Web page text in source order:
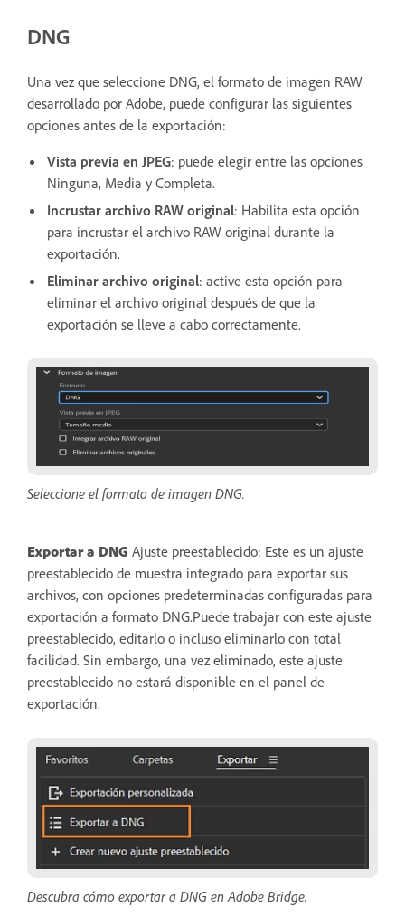
DNG
Una vez que seleccione DNG, el formato de imagen RAW
desarrollado por Adobe, puede configurar las siguientes
opciones antes de la exportación:
Vista previa en JPEG: puede elegir entre las opciones
Ninguna, Media y Completa.
Incrustar archivo RAW original: Habilita esta opción
para incrustar el archivo RAW original durante la
exportación.
Eliminar archivo original: active esta opción para
eliminar el archivo original después de que la
exportación se lleve a cabo correctamente.
Seleccione el formato de imagen DNG.
Exportar a DNG Ajuste preestablecido: Este es un ajuste
preestablecido de muestra integrado para exportar sus
archivos, con opciones predeterminadas configuradas para
exportación a formato DNG.Puede trabajar con este ajuste
preestablecido, editarlo o incluso eliminarlo con total
facilidad. Sin embargo, una vez eliminado, este ajuste
preestablecido no estará disponible en el panel de
exportación.
Descubra cómo exportar a DNG en Adobe Bridge.